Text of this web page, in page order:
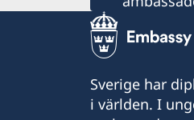
Sverige har
i världen. I